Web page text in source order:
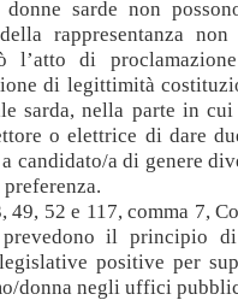
sarde non
rappresentanza non
l’atto di
di legittimità
sarda, nella parte in
o elettrice di dare
candidato/a di genere
49, 52 e 117, comma 7,
il principio
positive per
donna negli uffici